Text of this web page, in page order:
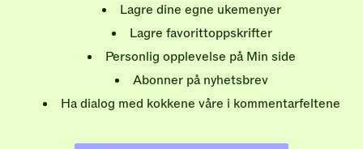
Lagre dine egne ukemenyer
Lagre favorittoppskrifter
Personlig opplevelse på Min side
Abonner på nyhetsbrev
Ha dialog med kokkene våre i kommentarfeltene